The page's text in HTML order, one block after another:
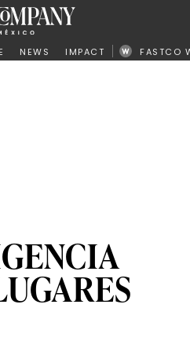
NEWS IMPACT FASTCO